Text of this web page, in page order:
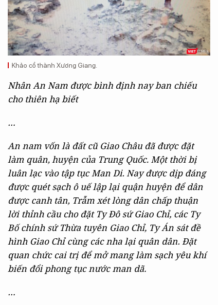
Khảo cổ thành Xương Giang.
Nhân An Nam được bình định nay ban chiếu
cho thiên hạ biết
…
An nam vốn là đất cũ Giao Châu đã được đặt
làm quân, huyện của Trung Quốc. Một thời bị
luân lạc vào tập tục Man Di. Nay được dịp đáng
được quét sạch ô uế lập lại quận huyện để dân
được canh tân, Trẫm xét lòng dân chấp thuận
lời thỉnh cầu cho đặt Ty Đô sứ Giao Chỉ, các Ty
Bố chính sứ Thừa tuyên Giao Chỉ, Ty Án sát đề
hình Giao Chỉ cùng các nha lại quân dân. Đặt
quan chức cai trị để mở mang làm sạch yêu khí
biến đổi phong tục nước man dã.
…